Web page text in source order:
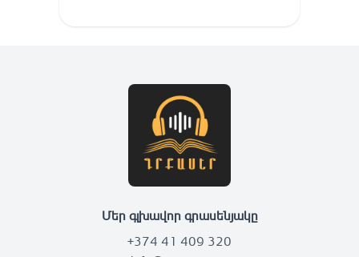
Մեր գլխավոր գրասենյակը
+374 41 409 320